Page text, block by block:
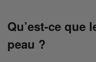
Qu’est-ce que
peau ?